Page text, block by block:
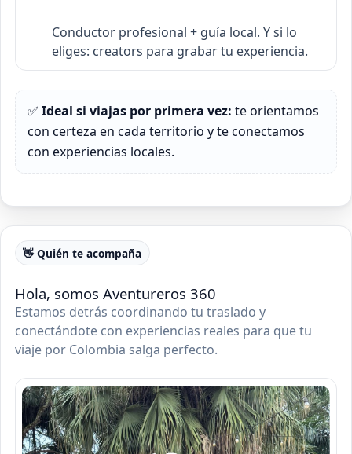
Conductor profesional + guía local. Y si lo
eliges: creators para grabar tu experiencia.
✅ Ideal si viajas por primera vez: te orientamos
con certeza en cada territorio y te conectamos
con experiencias locales.
👋 Quién te acompaña
Hola, somos Aventureros 360
Estamos detrás coordinando tu traslado y
conectándote con experiencias reales para que tu
viaje por Colombia salga perfecto.